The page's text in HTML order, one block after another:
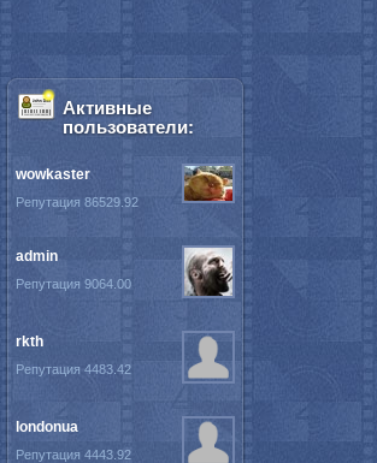
Активные
пользователи:
wowkaster
Репутация 86529.92
admin
Репутация 9064.00
rkth
Репутация 4483.42
londonua
Репутация 4443.92